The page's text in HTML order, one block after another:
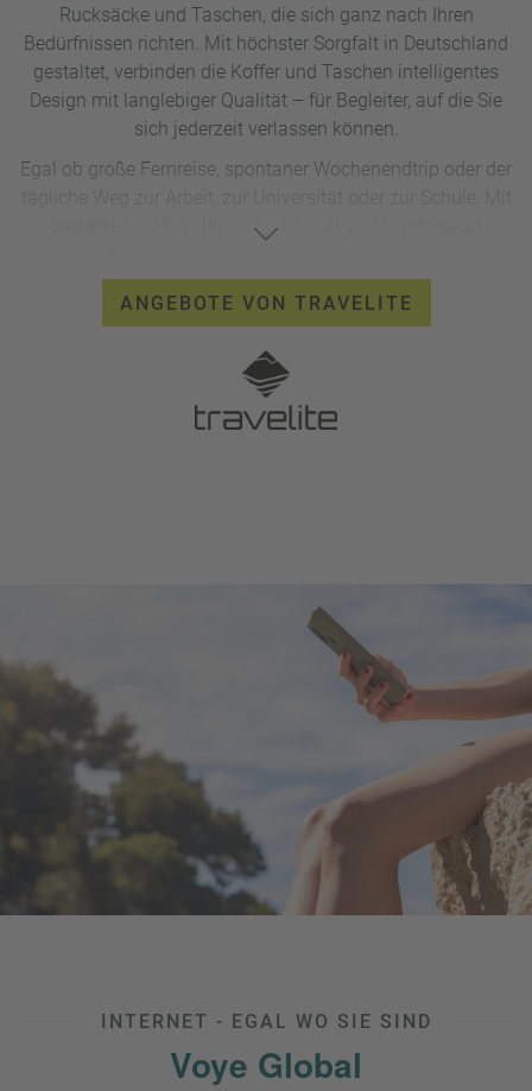
Rucksäcke und Taschen, die sich ganz nach Ihren
Bedürfnissen richten. Mit höchster Sorgfalt in Deutschland
gestaltet, verbinden die Koffer und Taschen intelligentes
Design mit langlebiger Qualität – für Begleiter, auf die Sie
sich jederzeit verlassen können.
Egal ob große Fernreise, spontaner Wochenendtrip oder der
sind Sie stilvoll, funktional und komfortabel
auf die Standard Kofferserien von travelite!
ANGEBOTE VON TRAVELITE
INTERNET - EGAL WO SIE SIND
Voye Global